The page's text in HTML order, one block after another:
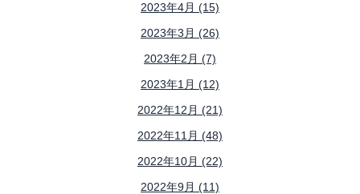
2023年4月 (15)
2023年3月 (26)
2023年2月 (7)
2023年1月 (12)
2022年12月 (21)
2022年11月 (48)
2022年10月 (22)
2022年9月 (11)